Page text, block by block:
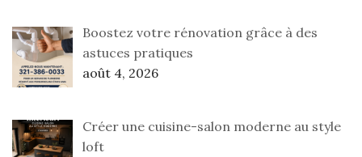
Boostez votre rénovation grâce à des
astuces pratiques
août 4, 2026
Créer une cuisine-salon moderne au style
loft